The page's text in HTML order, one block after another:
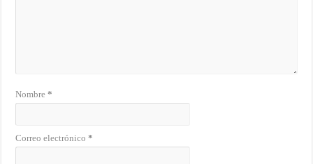
Nombre*
Correo electrónico*